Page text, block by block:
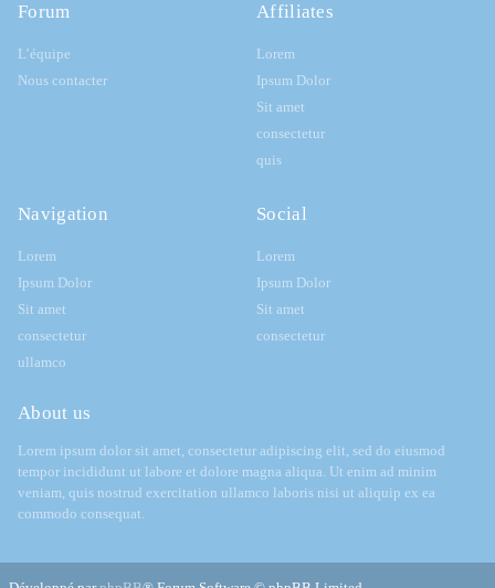
Forum
L’équipe
Nous contacter
Affiliates
Lorem
Ipsum Dolor
Sit amet
consectetur
quis
Navigation
Lorem
Ipsum Dolor
Sit amet
consectetur
ullamco
Social
Lorem
Ipsum Dolor
Sit amet
consectetur
About us
Lorem ipsum dolor sit amet, consectetur adipiscing elit, sed do eiusmod
tempor incididunt ut labore et dolore magna aliqua. Ut enim ad minim
veniam, quis nostrud exercitation ullamco laboris nisi ut aliquip ex ea
commodo consequat.